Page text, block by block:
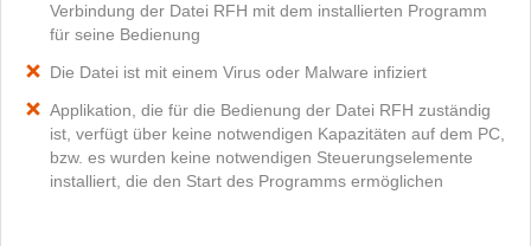
Verbindung der Datei RFH mit dem installierten Programm
für seine Bedienung
Die Datei ist mit einem Virus oder Malware infiziert
Applikation, die für die Bedienung der Datei RFH zuständig
ist, verfügt über keine notwendigen Kapazitäten auf dem PC,
bzw. es wurden keine notwendigen Steuerungselemente
installiert, die den Start des Programms ermöglichen